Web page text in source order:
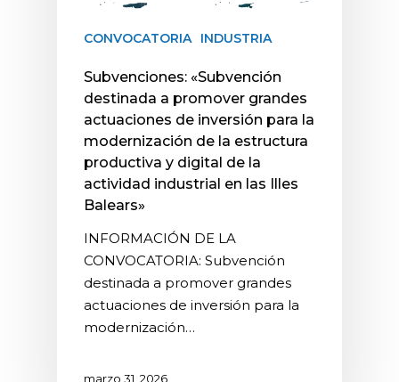
CONVOCATORIA INDUSTRIA
Subvenciones: «Subvención
destinada a promover grandes
actuaciones de inversión para la
modernización de la estructura
productiva y digital de la
actividad industrial en las Illes
Balears»
INFORMACIÓN DE LA
CONVOCATORIA: Subvención
destinada a promover grandes
actuaciones de inversión para la
modernización…
marzo 31, 2026